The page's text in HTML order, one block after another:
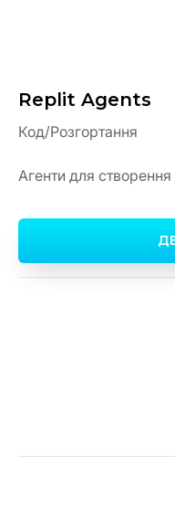
Replit Agents
Код/Розгортання
Агенти для створення